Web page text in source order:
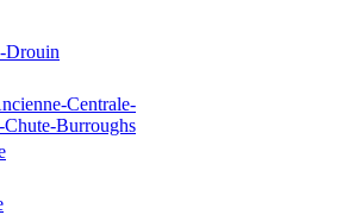
Drouin
Centrale-
Burroughs